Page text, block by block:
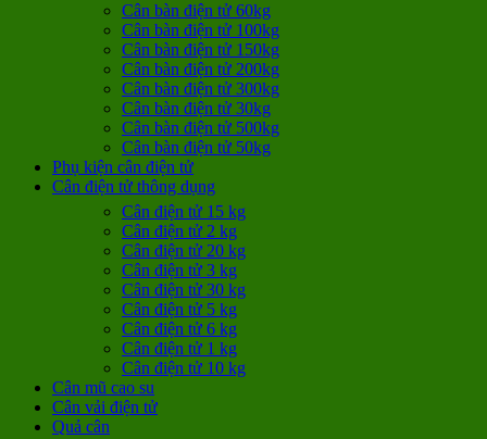
Cân bàn điện tử 60kg
Cân bàn điện tử 100kg
Cân bàn điện tử 150kg
Cân bàn điện tử 200kg
Cân bàn điện tử 300kg
Cân bàn điện tử 30kg
Cân bàn điện tử 500kg
Cân bàn điện tử 50kg
Phụ kiện cân điện tử
Cân điện tử thông dụng
Cân điện tử 15 kg
Cân điện tử 2 kg
Cân điện tử 20 kg
Cân điện tử 3 kg
Cân điện tử 30 kg
Cân điện tử 5 kg
Cân điện tử 6 kg
Cân điện tử 1 kg
Cân điện tử 10 kg
Cân mũ cao su
Cân vải điện tử
Quả cân